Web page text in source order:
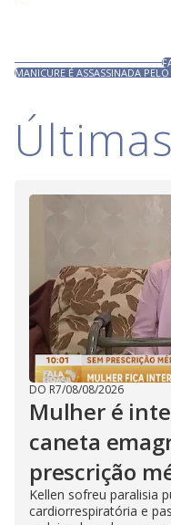
MANICURE É ASSASSINADA
Últimas
DO R7/08/08/2026
Mulher é
caneta
prescrição
Kellen sofreu paralisia
cardiorrespiratória e